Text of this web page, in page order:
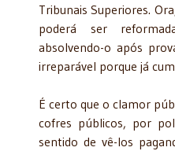
Tribunais Superiores.
poderá ser
absolvendo-o após
irreparável porque já
É certo que o clamor
cofres públicos, por
sentido de vê-los